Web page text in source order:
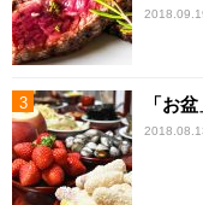
「お